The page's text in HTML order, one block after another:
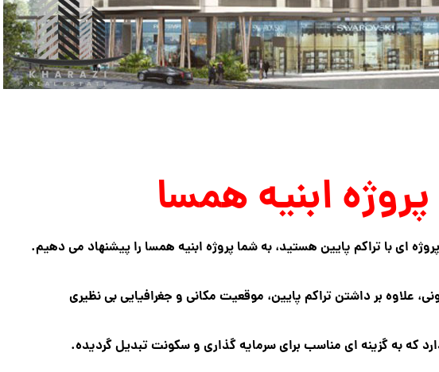
پروژه ابنیه همسا
ای با تراکم پایین هستید، به شما پروژه ابنیه همسا را پیشنهاد می دهیم.
علاوه بر داشتن تراکم پایین، موقعیت مکانی و جغرافیایی بی نظیری
که به گزینه ای مناسب برای سرمایه گذاری و سکونت تبدیل گردیده.